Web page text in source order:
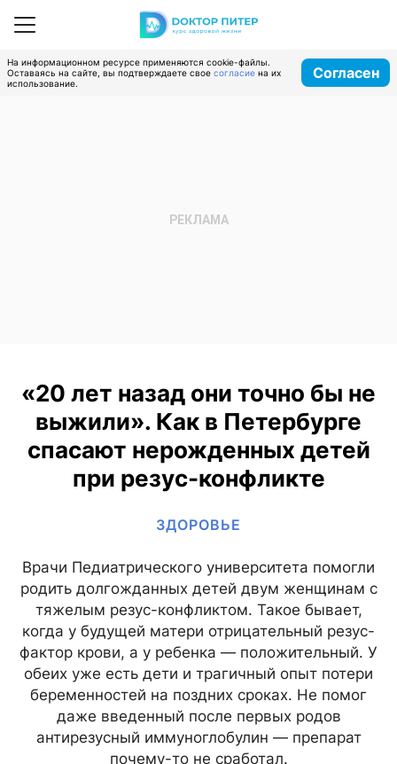
На информационном ресурсе применяются cookie-файлы.
Оставаясь на сайте, вы подтверждаете свое согласие на их
использование.
Согласен
«20 лет назад они точно бы не
выжили». Как в Петербурге
спасают нерожденных детей
при резус-конфликте
ЗДОРОВЬЕ
Врачи Педиатрического университета помогли
родить долгожданных детей двум женщинам с
тяжелым резус-конфликтом. Такое бывает,
когда у будущей матери отрицательный резус-
фактор крови, а у ребенка — положительный. У
обеих уже есть дети и трагичный опыт потери
беременностей на поздних сроках. Не помог
даже введенный после первых родов
антирезусный иммуноглобулин — препарат
почему-то не сработал.